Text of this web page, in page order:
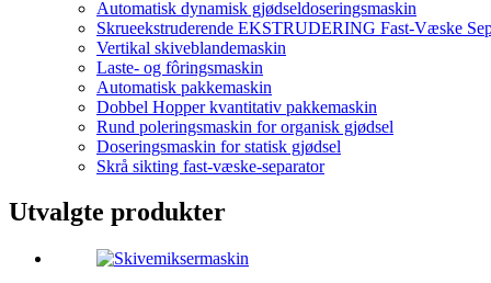
Automatisk dynamisk gjødseldoseringsmaskin
Skrueekstruderende EKSTRUDERING Fast-Væske
Vertikal skiveblandemaskin
Laste- og fôringsmaskin
Automatisk pakkemaskin
Dobbel Hopper kvantitativ pakkemaskin
Rund poleringsmaskin for organisk gjødsel
Doseringsmaskin for statisk gjødsel
Skrå sikting fast-væske-separator
Utvalgte produkter